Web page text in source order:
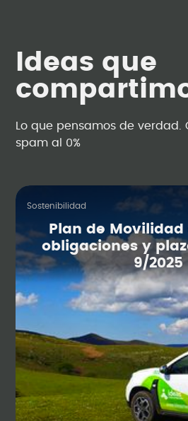
Ideas que
Lo que pensamos de
spam al 0%
Sostenibilidad
Plan de
obligaciones y
9/2025